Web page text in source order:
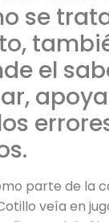
se
el
parte de la
veía en